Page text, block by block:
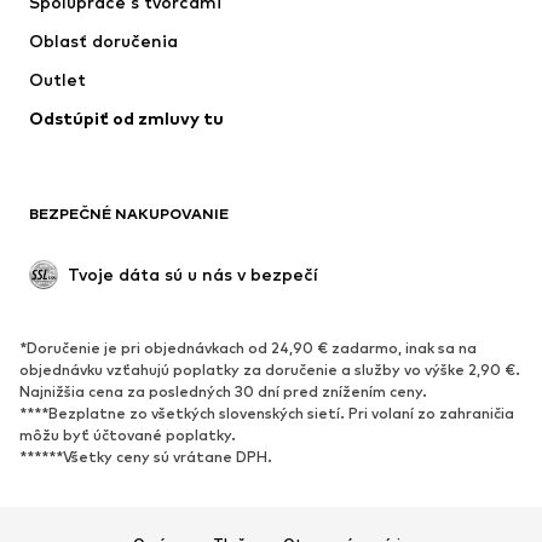
Oblasť doručenia
Outlet
Odstúpiť od zmluvy tu
BEZPEČNÉ NAKUPOVANIE
Tvoje dáta sú u nás v bezpečí
*Doručenie je pri objednávkach od 24,90 € zadarmo, inak sa na
objednávku vzťahujú poplatky za doručenie a služby vo výške 2,90 €.
Najnižšia cena za posledných 30 dní pred znížením ceny.
****Bezplatne zo všetkých slovenských sietí. Pri volaní zo zahraničia
môžu byť účtované poplatky.
******Všetky ceny sú vrátane DPH.